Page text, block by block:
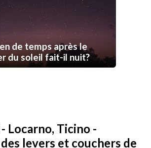
de temps après le
du soleil fait-il nuit?
Locarno, Ticino -
levers et couchers de